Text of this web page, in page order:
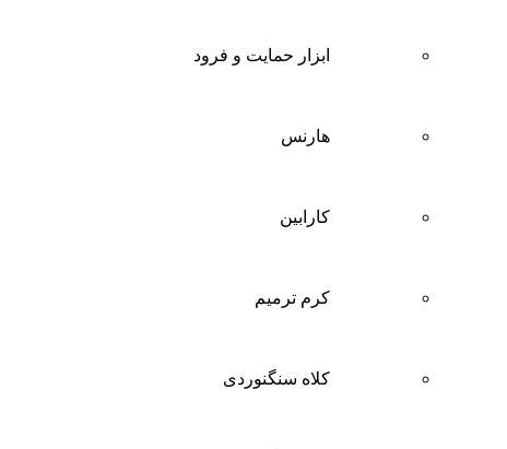
ابزار حمایت و فرود
هارنس
کارابین
کرم ترمیم
کلاه سنگنوردی